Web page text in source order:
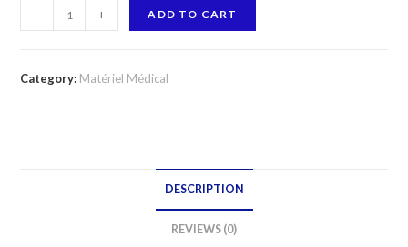
DEAMBULATEUR
A
ROUES
- + ADD TO CART
Category: Matériel Médical
DESCRIPTION
REVIEWS (0)